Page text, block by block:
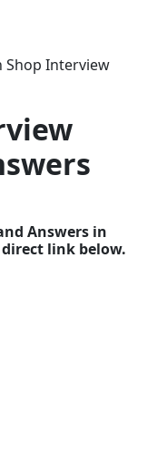
Shop Interview
Answers in
link below.